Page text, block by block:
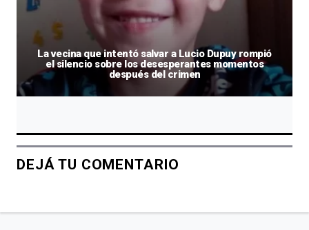
La vecina que intentó salvar a Lucio Dupuy rompió
el silencio sobre los desesperantes momentos
después del crimen
DEJÁ TU COMENTARIO